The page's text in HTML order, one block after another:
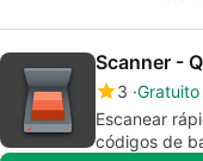
Scanner -
3 Gratuito
Escanear
códigos de